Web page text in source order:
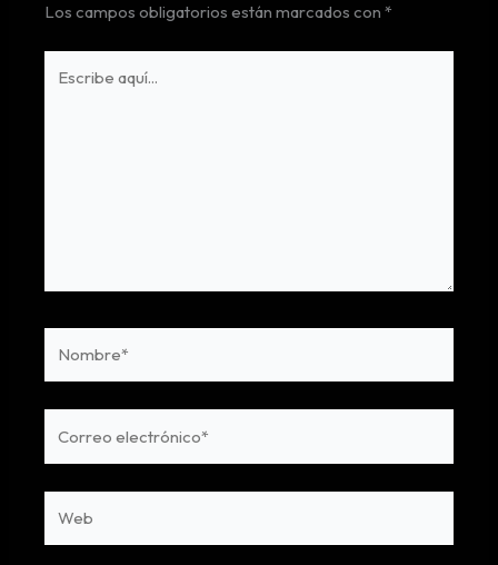
Los campos obligatorios están marcados con*
aquí...
electrónico*